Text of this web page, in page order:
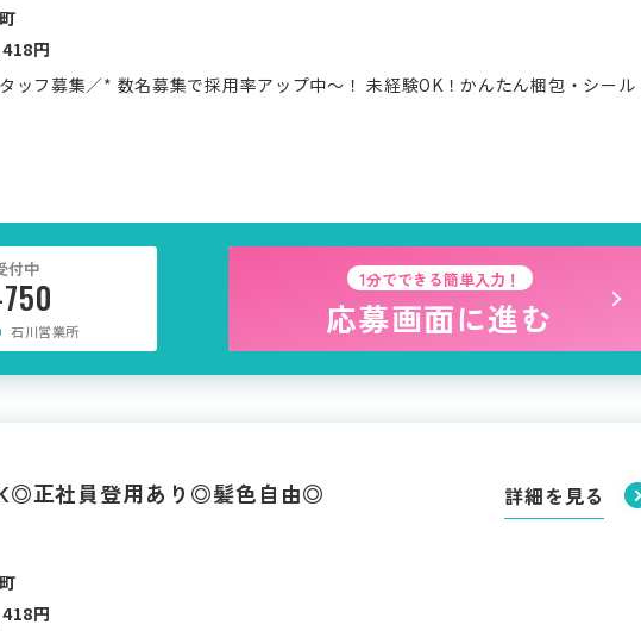
円
ッフ募集／* 数名募集で採用率アップ中～！ 未経験OK！かんたん梱包・シール
付中
石川営業所
1分でできる簡単入力！
応募画面に進む
正社員登用あり◎髪色自由◎ 詳細を見る
円